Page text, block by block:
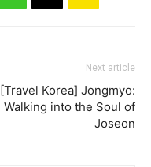
Next article
[Travel Korea] Jongmyo:
Walking into the Soul of
Joseon